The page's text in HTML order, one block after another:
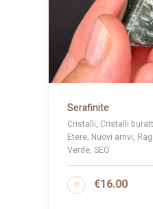
Serafinite
Cristalli, Cristalli
Etere, Nuovi arrivi,
Verde, SEO
€16.00
AGGIUNGI AL